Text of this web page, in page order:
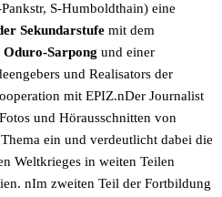
S-Humboldthain) eine
Sekundarstufe mit dem
Sarpong und einer
und Realisators der
mit EPIZ.nDer Journalist
und Hörausschnitten von
ein und verdeutlicht dabei die
Weltkrieges in weiten Teilen
nIm zweiten Teil der Fortbildung